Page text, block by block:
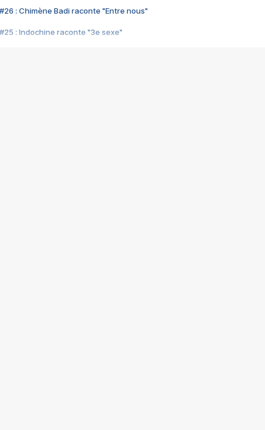
#26 : Chimène Badi raconte "Entre nous"
#25 : Indochine raconte "3e sexe"